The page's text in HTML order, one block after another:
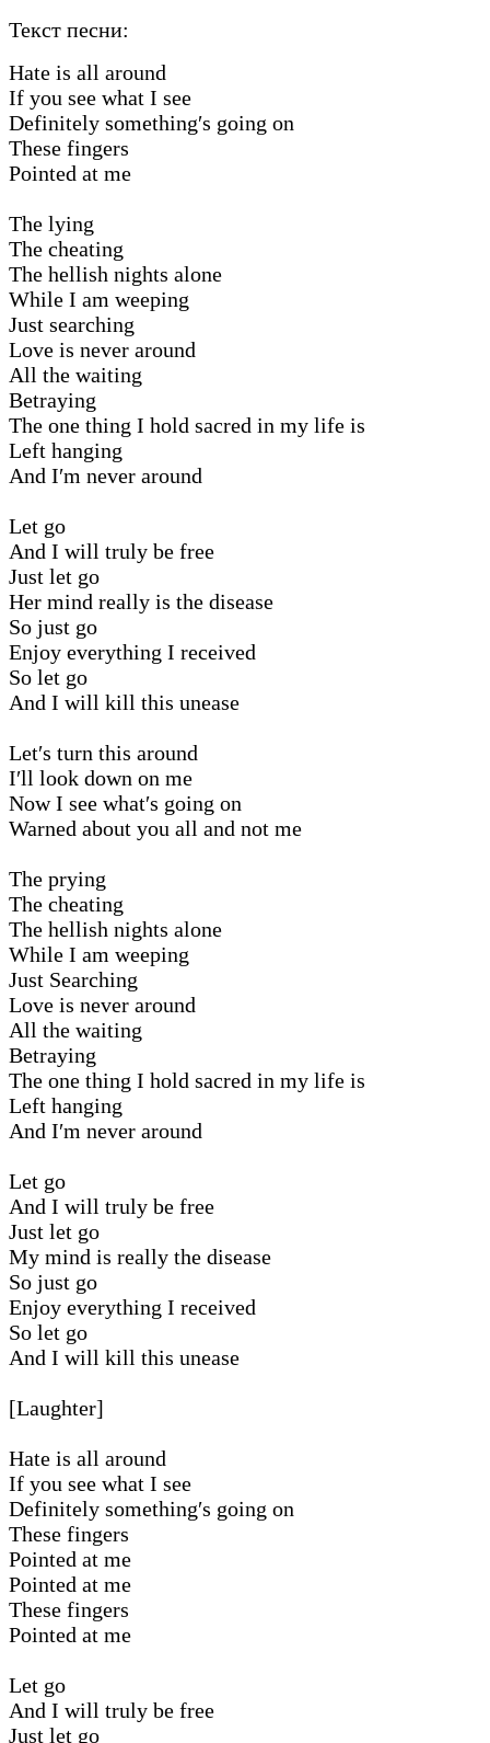
Текст песни:
Hate is all around
If you see what I see
Definitely something′s going on
These fingers
Pointed at me
The lying
The cheating
The hellish nights alone
While I am weeping
Just searching
Love is never around
All the waiting
Betraying
The one thing I hold sacred in my life is
Left hanging
And I′m never around
Let go
And I will truly be free
Just let go
Her mind really is the disease
So just go
Enjoy everything I received
So let go
And I will kill this unease
Let′s turn this around
I′ll look down on me
Now I see what′s going on
Warned about you all and not me
The prying
The cheating
The hellish nights alone
While I am weeping
Just Searching
Love is never around
All the waiting
Betraying
The one thing I hold sacred in my life is
Left hanging
And I′m never around
Let go
And I will truly be free
Just let go
My mind is really the disease
So just go
Enjoy everything I received
So let go
And I will kill this unease
[Laughter]
Hate is all around
If you see what I see
Definitely something′s going on
These fingers
Pointed at me
Pointed at me
These fingers
Pointed at me
Let go
And I will truly be free
Just let go